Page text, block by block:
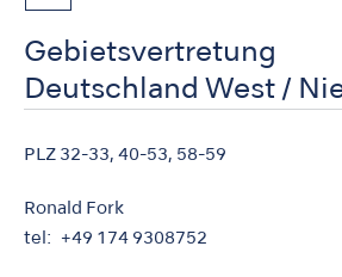
Gebietsvertretung
Deutschland West /
PLZ 32-33, 40-53, 58-59
Ronald Fork
tel
+49 174 9308752